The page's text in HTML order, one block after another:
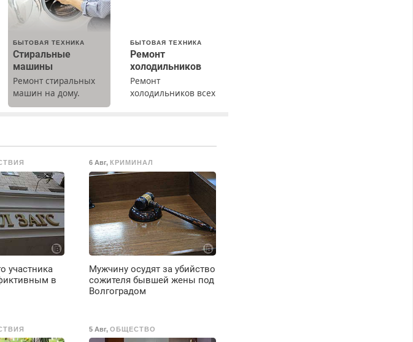
БЫТОВАЯ ТЕХНИКА
Стиральные
машины
Ремонт стиральных
машин на дому.
Выезд и диагностика
БЫТОВАЯ ТЕХНИКА
Ремонт
холодильников
Ремонт
холодильников всех
районы. Скидка.
Вызов бесплатный.
участника
в
6 Авг, КРИМИНАЛ
Мужчину осудят за убийство
сожителя бывшей жены под
Волгоградом
5 Авг, ОБЩЕСТВО